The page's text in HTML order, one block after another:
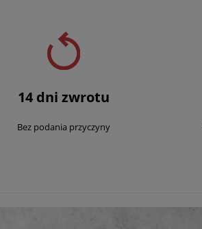
14 dni zwrotu
Bez podania przyczyny